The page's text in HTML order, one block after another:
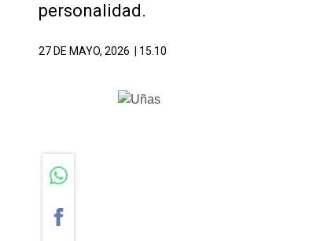
personalidad.
27 DE MAYO, 2026 | 15.10